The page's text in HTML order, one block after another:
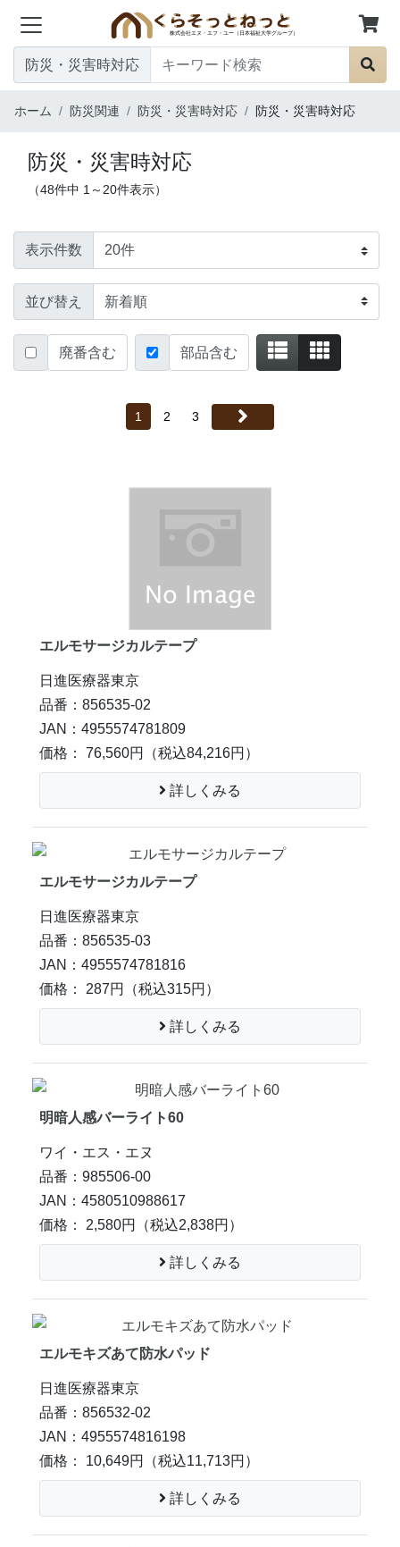
防災・災害時対応
ホーム 防災関連 防災・災害時対応 防災・災害時対応
防災・災害時対応
（48件中 1～20件表示）
表示件数
並び替え
廃番含む 部品含む
1 2 3
エルモサージカルテープ
日進医療器東京
品番：856535-02
JAN：4955574781809
価格： 76,560円
（税込84,216円）
詳しくみる
エルモサージカルテープ
日進医療器東京
品番：856535-03
JAN：4955574781816
価格： 287円
（税込315円）
詳しくみる
明暗人感バーライト60
ワイ・エス・エヌ
品番：985506-00
JAN：4580510988617
価格： 2,580円
（税込2,838円）
詳しくみる
エルモキズあて防水パッド
日進医療器東京
品番：856532-02
JAN：4955574816198
価格： 10,649円
（税込11,713円）
詳しくみる